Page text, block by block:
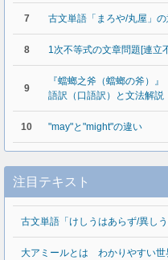
7 古文単語「まろや/丸屋」の
8 1次不等式の文章問題[連立
9
『蟷螂之斧（蟷螂の斧）
語訳（口語訳）と文法解説
10 "may"と"might"の違い
注目テキスト
古文単語「けしうはあらず/異し
大アミールとは わかりやすい世